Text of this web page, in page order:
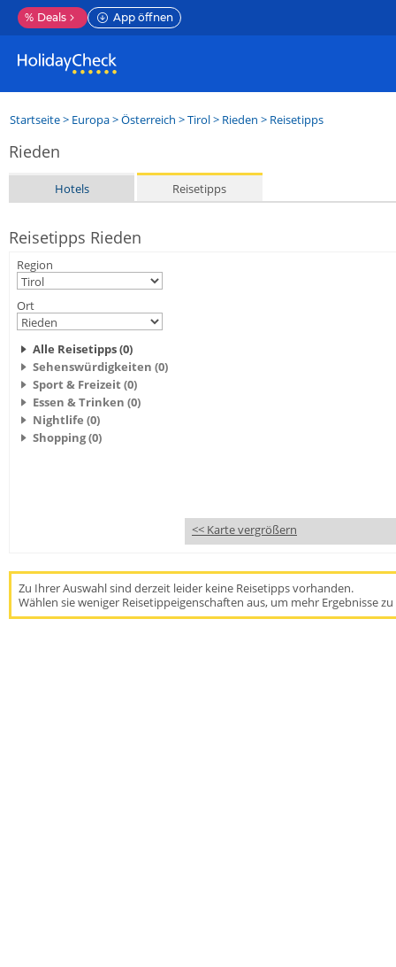
% Deals App öffnen
Startseite> Europa>Österreich >Tirol> Rieden > Reisetipps
Rieden
Hotels Reisetipps
Reisetipps Rieden
Region
Ort
Alle Reisetipps (0)
Sehenswürdigkeiten (0)
Sport & Freizeit (0)
Essen & Trinken (0)
Nightlife (0)
Shopping (0)
<< Karte vergrößern
Zu Ihrer Auswahl sind derzeit leider keine Reisetipps vorhanden.
Wählen sie weniger Reisetippeigenschaften aus, um mehr Ergebnisse